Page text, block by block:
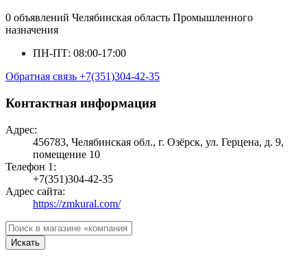
0 объявлений Челябинская область Промышленного
назначения
ПН-ПТ: 08:00-17:00
Обратная связь +7(351)304-42-35
Контактная информация
Адрес:
456783, Челябинская обл., г. Озёрск, ул. Герцена, д. 9,
помещение 10
Телефон 1:
+7(351)304-42-35
Адрес сайта:
https://zmkural.com/
Искать